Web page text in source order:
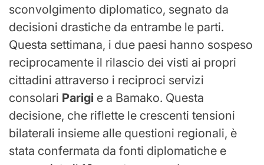
sconvolgimento diplomatico, segnato da
decisioni drastiche da entrambe le parti.
Questa settimana, i due paesi hanno sospeso
reciprocamente il rilascio dei visti ai propri
cittadini attraverso i reciproci servizi
consolari Parigi e a Bamako. Questa
decisione, che riflette le crescenti tensioni
bilaterali insieme alle questioni regionali, è
stata confermata da fonti diplomatiche e